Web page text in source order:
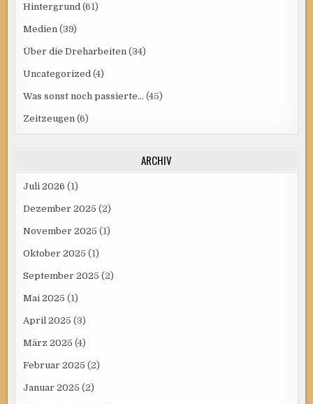
Hintergrund (61)
Medien (39)
Über die Dreharbeiten (34)
Uncategorized (4)
Was sonst noch passierte… (45)
Zeitzeugen (6)
ARCHIV
Juli 2026 (1)
Dezember 2025 (2)
November 2025 (1)
Oktober 2025 (1)
September 2025 (2)
Mai 2025 (1)
April 2025 (3)
März 2025 (4)
Februar 2025 (2)
Januar 2025 (2)